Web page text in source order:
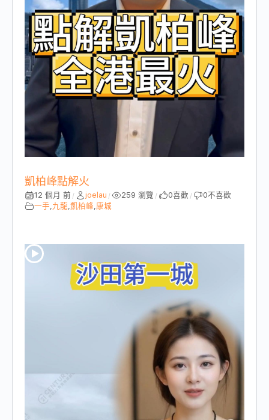
凱柏峰點解火
12 個月 前 / joelau / 259 瀏覽 / 0喜歡 / 0不喜歡
一手,九龍,凱柏峰,康城